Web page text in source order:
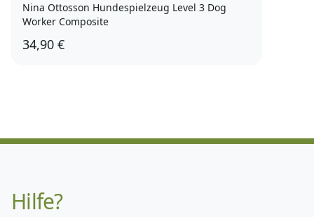
Nina Ottosson Hundespielzeug Level 3 Dog
Worker Composite
34,90 €
Hilfe?